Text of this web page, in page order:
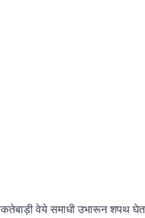
वेये समाधी उभारून शपथ